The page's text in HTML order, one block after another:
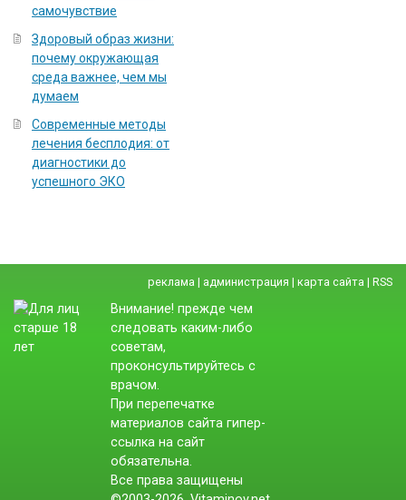
самочувствие
Здоровый образ жизни:
почему окружающая
среда важнее, чем мы
думаем
Современные методы
лечения бесплодия: от
диагностики до
успешного ЭКО
реклама | администрация | карта сайта | RSS
Внимание! прежде чем
следовать каким-либо
советам,
проконсультируйтесь с
врачом.
При перепечатке
материалов сайта гипер-
ссылка на сайт
обязательна.
Все права защищены